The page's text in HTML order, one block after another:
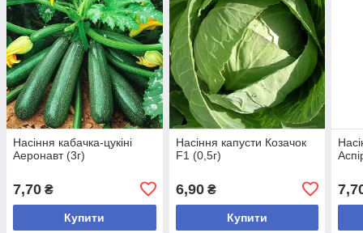
Насіння кабачка-цукіні
Аеронавт (3г)
7,70 ₴
Купити
Насіння капусти Козачок
F1 (0,5г)
6,90₴
Купити